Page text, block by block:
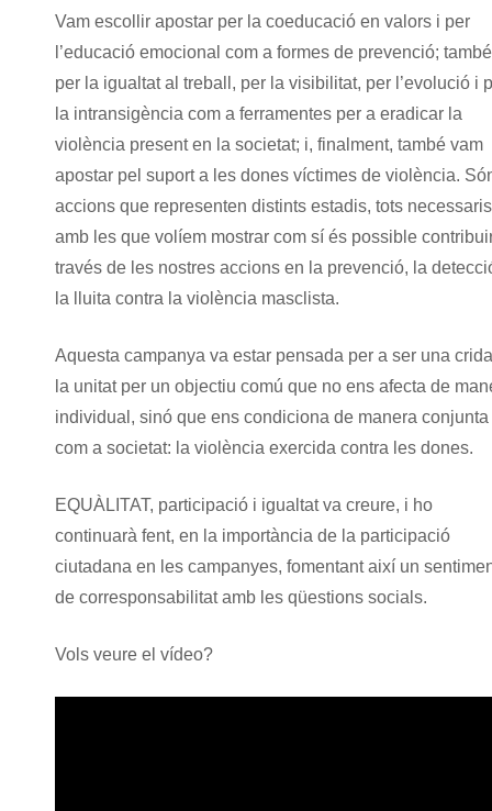
Vam escollir apostar per la coeducació en valors i per
l’educació emocional com a formes de prevenció; també
per la igualtat al treball, per la visibilitat, per l’evolució i
la intransigència com a ferramentes per a eradicar la
violència present en la societat; i, finalment, també vam
apostar pel suport a les dones víctimes de violència.
accions que representen distints estadis, tots
amb les que volíem mostrar com sí és possible
través de les nostres accions en la prevenció, la
la lluita contra la violència masclista.
Aquesta campanya va estar pensada per a ser una
la unitat per un objectiu comú que no ens afecta de
individual, sinó que ens condiciona de manera conjunta
com a societat: la violència exercida contra les dones.
EQUÀLITAT, participació i igualtat va creure, i ho
continuarà fent, en la importància de la participació
ciutadana en les campanyes, fomentant així un
de corresponsabilitat amb les qüestions socials.
Vols veure el vídeo?